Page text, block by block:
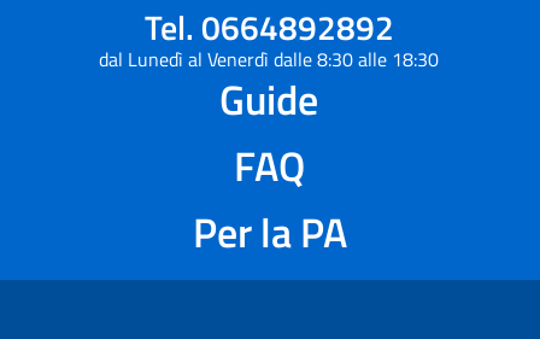
Tel. 0664892892
dal Lunedì al Venerdì dalle 8:30 alle 18:30
Guide
FAQ
Per la PA